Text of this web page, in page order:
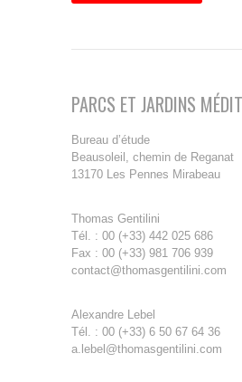
PARCS ET JARDINS
Bureau d’étude
Beausoleil, chemin de Reganat
13170 Les Pennes Mirabeau
Thomas Gentilini
Tél. : 00 (+33) 442 025 686
Fax : 00 (+33) 981 706 939
contact@thomasgentilini.com
Alexandre Lebel
Tél. : 00 (+33) 6 50 67 64 36
a.lebel@thomasgentilini.com